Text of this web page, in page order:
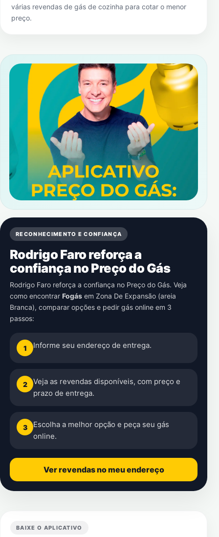
várias revendas de gás de cozinha para cotar o menor
preço.
RECONHECIMENTO E CONFIANÇA
Rodrigo Faro reforça a
confiança no Preço do Gás
Rodrigo Faro reforça a confiança no Preço do Gás. Veja
como encontrar Fogás em Zona De Expansão (areia
Branca), comparar opções e pedir gás online em 3
passos:
1 Informe seu endereço de entrega.
2
Veja as revendas disponíveis, com preço e
prazo de entrega.
3
Escolha a melhor opção e peça seu gás
online.
Ver revendas no meu endereço
BAIXE O APLICATIVO